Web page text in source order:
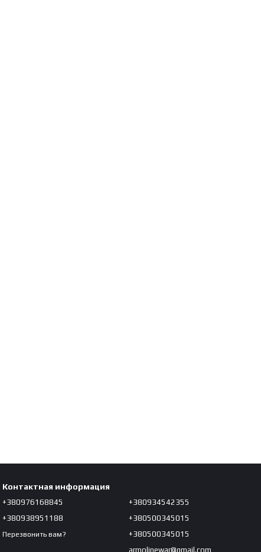
Контактная информация
+380976168845
+380938951188
Перезвонить вам?
+380934542355
+380500345015
+380500345015
armolinewar@gmail.com